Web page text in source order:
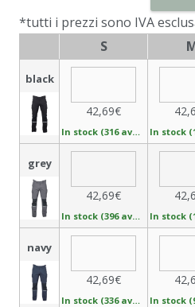
*tutti i prezzi sono IVA
S
black
42,69€
In stock (316 available)
grey
42,69€
In stock (396 available)
navy
42,69€
In stock (336 available)